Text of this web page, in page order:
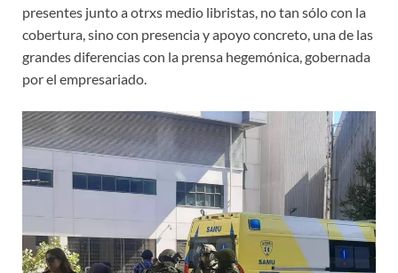
presentes junto a otrxs medio libristas, no tan sólo con la
cobertura, sino con presencia y apoyo concreto, una de las
grandes diferencias con la prensa hegemónica, gobernada
por el empresariado.